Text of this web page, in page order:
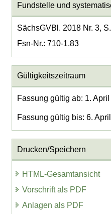
Fundstelle und
SächsGVBl. 2018 Nr. 3,
Fsn-Nr.: 710-1.83
Gültigkeitszeitraum
Fassung gültig ab: 1.
Fassung gültig bis: 6.
Drucken/Speichern
HTML-Gesamtansicht
Vorschrift als PDF
Anlagen als PDF